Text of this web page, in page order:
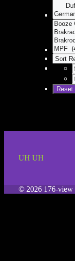
UH UH
© 2026 176-view